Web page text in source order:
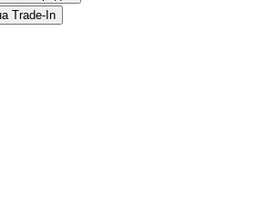
на Trade-In